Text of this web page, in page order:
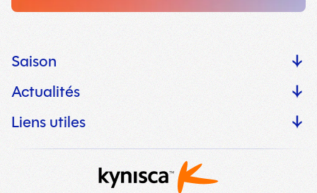
Saison
Actualités
Liens utiles